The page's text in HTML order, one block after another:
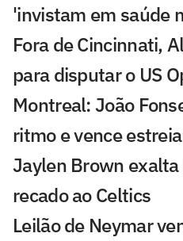
'invistam em saúde
Fora de Cincinnati,
para disputar o US
Montreal: João
ritmo e vence estreia
Jaylen Brown
recado ao Celtics
Leilão de Neymar